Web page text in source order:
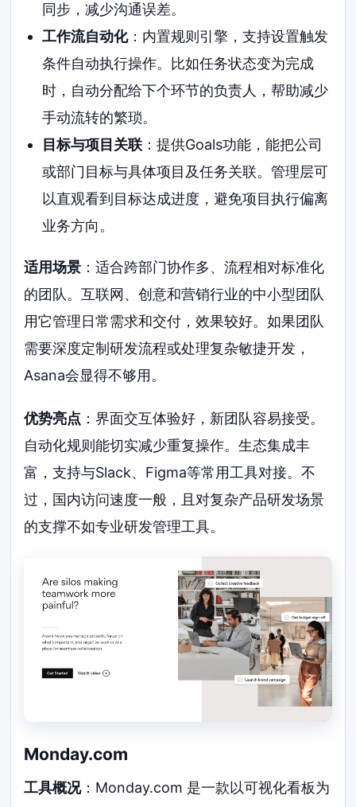
同步，减少沟通误差。
工作流自动化：内置规则引擎，支持设置触发
条件自动执行操作。比如任务状态变为完成
时，自动分配给下个环节的负责人，帮助减少
手动流转的繁琐。
目标与项目关联：提供Goals功能，能把公司
或部门目标与具体项目及任务关联。管理层可
以直观看到目标达成进度，避免项目执行偏离
业务方向。
适用场景 ：适合跨部门协作多、流程相对标准化
的团队。互联网、创意和营销行业的中小型团队
用它管理日常需求和交付，效果较好。如果团队
需要深度定制研发流程或处理复杂敏捷开发，
Asana会显得不够用。
优势亮点 ：界面交互体验好，新团队容易接受。
自动化规则能切实减少重复操作。生态集成丰
富，支持与Slack、Figma等常用工具对接。不
过，国内访问速度一般，且对复杂产品研发场景
的支撑不如专业研发管理工具。
Monday.com
工具概况：Monday.com 是一款以可视化看板为